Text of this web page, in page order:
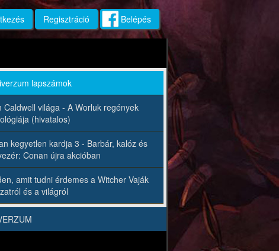
Regisztráció Belépés
lapszámok
Caldwell világa - A Worluk regények
(hivatalos)
kegyetlen kardja 3 - Barbár, kalóz és
Conan újra akcióban
amit tudni érdemes a Witcher Vaják
és a világról